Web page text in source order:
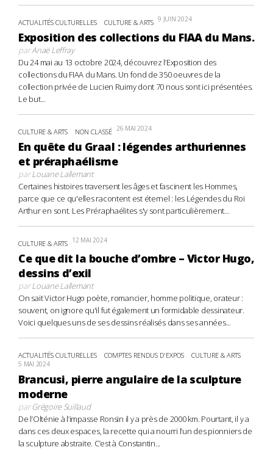
ACTUALITÉS CULTURELLES CULTURE & ARTS 9 JUIN 2024
Exposition des collections du FIAA du Mans.
parAnaë Leffray
Du 24 mai au 13 octobre 2024, découvrez l’Exposition des
collections du FIAA du Mans. Un fond de 350 oeuvres de la
collection privée de Lucien Ruimy dont 70 nous sont ici présentées.
Le but...
CULTURE & ARTS NON CLASSÉ 26 MAI 2024
En quête du Graal : légendes arthuriennes
et préraphaélisme
parLouane Lallemant
Certaines histoires traversent les âges et fascinent les Hommes,
parce que ce qu'elles racontent est éternel : les Légendes du Roi
Arthur en sont. Les Préraphaélites s'y sont particulièrement...
CULTURE & ARTS 12 MAI 2024
Ce que dit la bouche d’ombre – Victor Hugo,
dessins d’exil
parLouane Lallemant
On sait Victor Hugo poète, romancier, homme politique, orateur :
souvent, on ignore qu'il fut également un formidable dessinateur.
Voici quelques uns de ses dessins réalisés dans ses années...
ACTUALITÉS CULTURELLES COMPTES RENDUS D'EXPOS CULTURE & ARTS
5 MAI 2024
Brancusi, pierre angulaire de la sculpture
moderne
parGrégoire Suillaud
De l’Olténie à l’impasse Ronsin il y a près de 2000 km. Pourtant, il y a
dans ces deux espaces, la recette qui a nourri l’un des pionniers de
la sculpture abstraite. C’est à Constantin...